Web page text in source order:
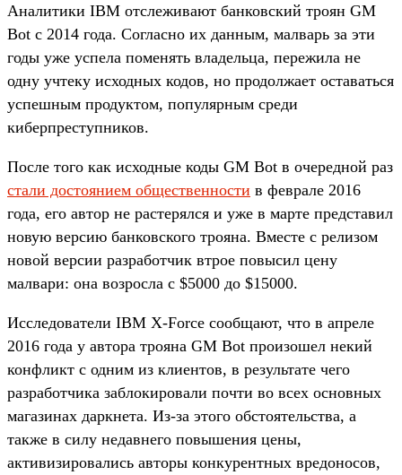
Аналитики IBM отслеживают банковский троян GM
Bot с 2014 года. Согласно их данным, малварь за эти
годы уже успела поменять владельца, пережила не
одну учтеку исходных кодов, но продолжает оставаться
успешным продуктом, популярным среди
киберпреступников.
После того как исходные коды GM Bot в очередной раз
стали достоянием общественности в феврале 2016
года, его автор не растерялся и уже в марте представил
новую версию банковского трояна. Вместе с релизом
новой версии разработчик втрое повысил цену
малвари: она возросла с $5000 до $15000.
Исследователи IBM X-Force сообщают, что в апреле
2016 года у автора трояна GM Bot произошел некий
конфликт с одним из клиентов, в результате чего
разработчика заблокировали почти во всех основных
магазинах даркнета. Из-за этого обстоятельства, а
также в силу недавнего повышения цены,
активизировались авторы конкурентных вредоносов,